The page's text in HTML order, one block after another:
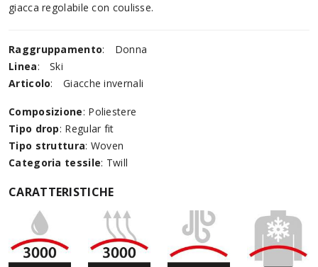
giacca regolabile con coulisse.
Raggruppamento:
Donna
Linea:
Ski
Articolo: Giacche invernali
Composizione: Poliestere
Tipo drop: Regular fit
Tipo struttura: Woven
Categoria tessile: Twill
CARATTERISTICHE